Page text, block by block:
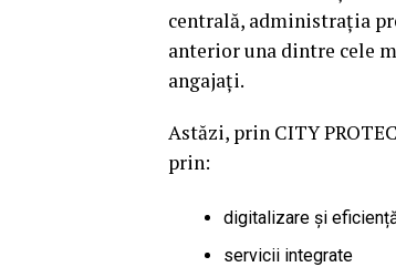
centrală, administrația
anterior una dintre cele
angajați.
Astăzi, prin CITY
prin:
digitalizare și
servicii integrate